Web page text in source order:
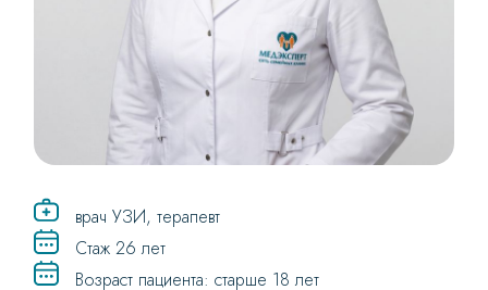
врач УЗИ, терапевт
Стаж 26 лет
Возраст пациента: старше 18 лет